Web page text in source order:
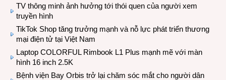
TV thông minh ảnh hưởng tới thói quen của người xem
truyền hình
TikTok Shop tăng trưởng mạnh và nỗ lực phát triển thương
mại điện tử tại Việt Nam
Laptop COLORFUL Rimbook L1 Plus mạnh mẽ với màn
hình 16 inch 2.5K
Bệnh viện Bay Orbis trở lại chăm sóc mắt cho người dân